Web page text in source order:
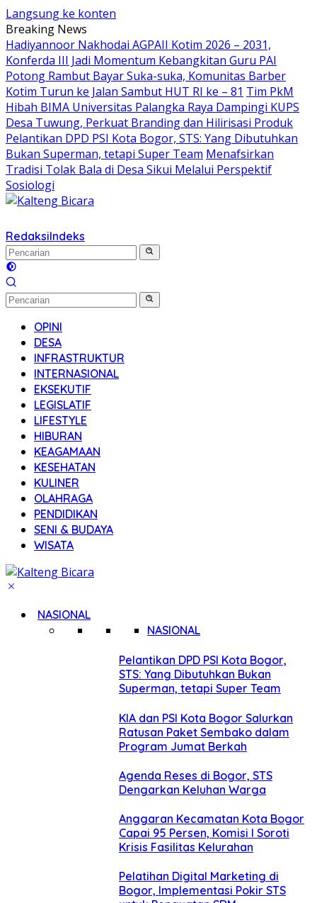
Langsung ke konten
Breaking News
Hadiyannoor Nakhodai AGPAII Kotim 2026 – 2031,
Konferda III Jadi Momentum Kebangkitan Guru PAI
Potong Rambut Bayar Suka-suka, Komunitas Barber
Kotim Turun ke Jalan Sambut HUT RI ke – 81 Tim PkM
Hibah BIMA Universitas Palangka Raya Dampingi KUPS
Desa Tuwung, Perkuat Branding dan Hilirisasi Produk
Pelantikan DPD PSI Kota Bogor, STS: Yang Dibutuhkan
Bukan Superman, tetapi Super Team Menafsirkan
Tradisi Tolak Bala di Desa Sikui Melalui Perspektif
Sosiologi
RedaksiIndeks
OPINI
DESA
INFRASTRUKTUR
INTERNASIONAL
EKSEKUTIF
LEGISLATIF
LIFESTYLE
HIBURAN
KEAGAMAAN
KESEHATAN
KULINER
OLAHRAGA
PENDIDIKAN
SENI & BUDAYA
WISATA
NASIONAL
NASIONAL
Pelantikan DPD PSI Kota Bogor,
STS: Yang Dibutuhkan Bukan
Superman, tetapi Super Team
KIA dan PSI Kota Bogor Salurkan
Ratusan Paket Sembako dalam
Program Jumat Berkah
Agenda Reses di Bogor, STS
Dengarkan Keluhan Warga
Anggaran Kecamatan Kota Bogor
Capai 95 Persen, Komisi I Soroti
Krisis Fasilitas Kelurahan
Pelatihan Digital Marketing di
Bogor, Implementasi Pokir STS